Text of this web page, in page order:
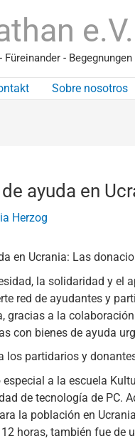
e.V.
Füreinander - Begegnungen
Sobre nosotros
ayuda en
Herzog
en Ucrania: Las
la solidaridad y el
red de ayudantes y
gracias a la
con bienes de ayuda
los partidarios y
a la escuela
de tecnología de PC.
la población en
horas, también fue de